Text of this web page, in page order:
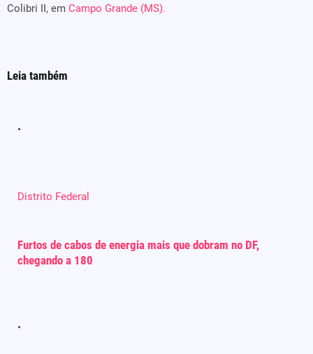
Colibri II, em Campo Grande (MS).
Leia também
Distrito Federal
Furtos de cabos de energia mais que dobram no DF,
chegando a 180